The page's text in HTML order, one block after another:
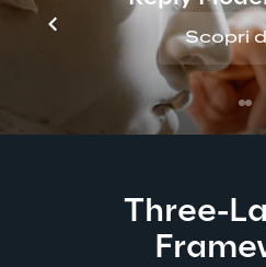
Scopri
Three-